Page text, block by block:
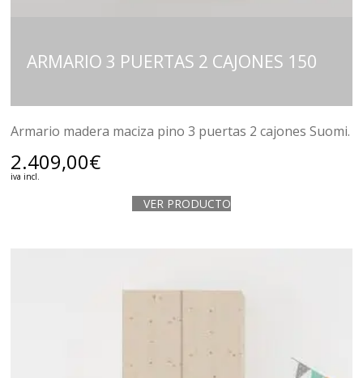
ARMARIO 3 PUERTAS 2 CAJONES 150
Armario madera maciza pino 3 puertas 2 cajones Suomi.
2.409,00€
iva incl.
VER PRODUCTO